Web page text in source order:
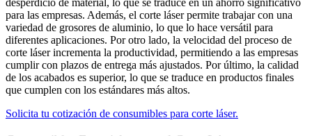
desperdicio de material, lo que se traduce en un ahorro significativo
para las empresas. Además, el corte láser permite trabajar con una
variedad de grosores de aluminio, lo que lo hace versátil para
diferentes aplicaciones. Por otro lado, la velocidad del proceso de
corte láser incrementa la productividad, permitiendo a las empresas
cumplir con plazos de entrega más ajustados. Por último, la calidad
de los acabados es superior, lo que se traduce en productos finales
que cumplen con los estándares más altos.
Solicita tu cotización de consumibles para corte láser.